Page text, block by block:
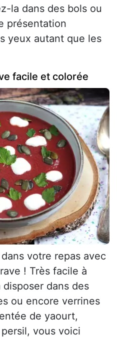
la dans des bols ou
présentation
yeux autant que les
facile et colorée
votre repas avec
! Très facile à
dans des
ou encore verrines
de yaourt,
vous voici